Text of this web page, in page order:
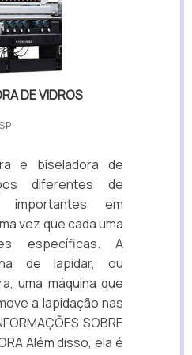
DE VIDROS
e biseladora de
diferentes de
importantes em
vez que cada uma
específicas. A
de lapidar, ou
uma máquina que
a lapidação nas
SOBRE
Além disso, ela é